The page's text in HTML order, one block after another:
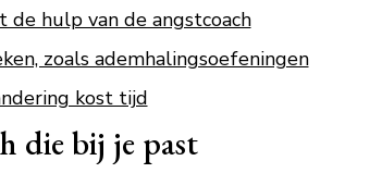
hulp van de angstcoach
zoals ademhalingsoefeningen
kost tijd
die bij je past